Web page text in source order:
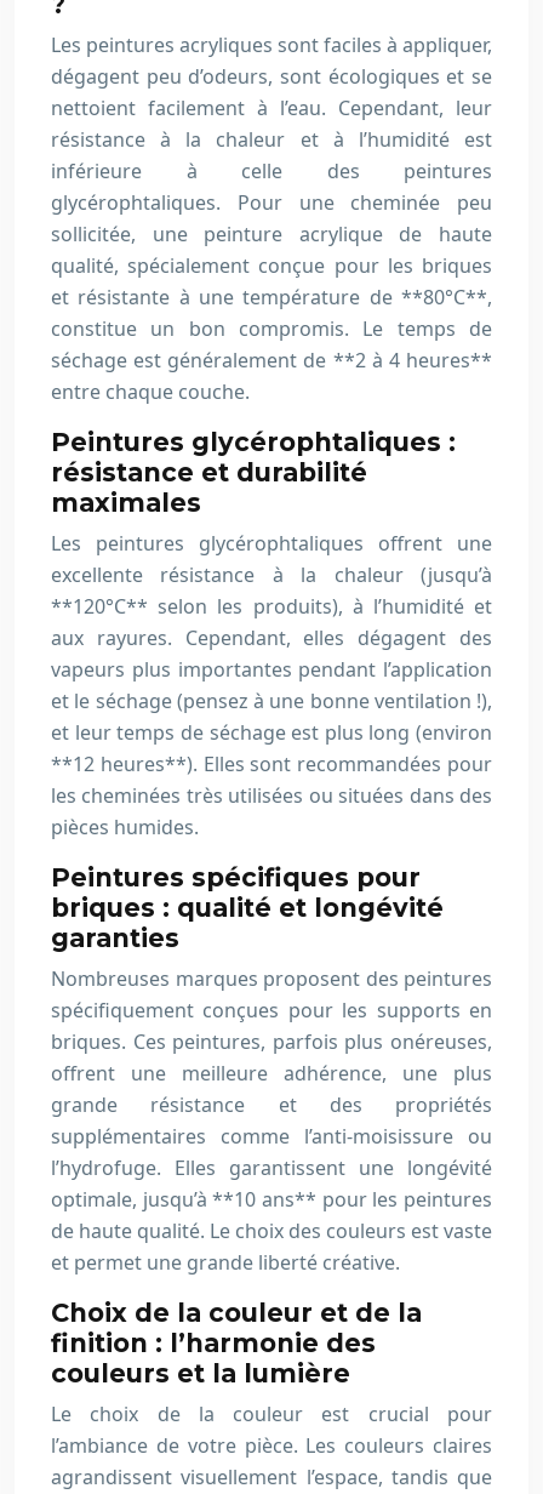
Les peintures acryliques sont faciles à appliquer,
dégagent peu d’odeurs, sont écologiques et se
nettoient facilement à l’eau. Cependant, leur
résistance à la chaleur et à l’humidité est
inférieure à celle des peintures
glycérophtaliques. Pour une cheminée peu
sollicitée, une peinture acrylique de haute
qualité, spécialement conçue pour les briques
et résistante à une température de **80°C**,
constitue un bon compromis. Le temps de
séchage est généralement de **2 à 4 heures**
entre chaque couche.
Peintures glycérophtaliques :
résistance et durabilité
maximales
Les peintures glycérophtaliques offrent une
excellente résistance à la chaleur (jusqu’à
**120°C** selon les produits), à l’humidité et
aux rayures. Cependant, elles dégagent des
vapeurs plus importantes pendant l’application
et le séchage (pensez à une bonne ventilation !),
et leur temps de séchage est plus long (environ
**12 heures**). Elles sont recommandées pour
les cheminées très utilisées ou situées dans des
pièces humides.
Peintures spécifiques pour
briques : qualité et longévité
garanties
Nombreuses marques proposent des peintures
spécifiquement conçues pour les supports en
briques. Ces peintures, parfois plus onéreuses,
offrent une meilleure adhérence, une plus
grande résistance et des propriétés
supplémentaires comme l’anti-moisissure ou
l’hydrofuge. Elles garantissent une longévité
optimale, jusqu’à **10 ans** pour les peintures
de haute qualité. Le choix des couleurs est vaste
et permet une grande liberté créative.
Choix de la couleur et de la
finition : l’harmonie des
couleurs et la lumière
Le choix de la couleur est crucial pour
l’ambiance de votre pièce. Les couleurs claires
agrandissent visuellement l’espace, tandis que